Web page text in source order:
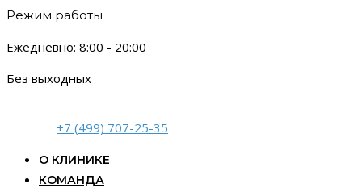
Режим работы
Ежедневно: 8:00 - 20:00
Без выходных
+7 (499) 707-25-35
О КЛИНИКЕ
КОМАНДА